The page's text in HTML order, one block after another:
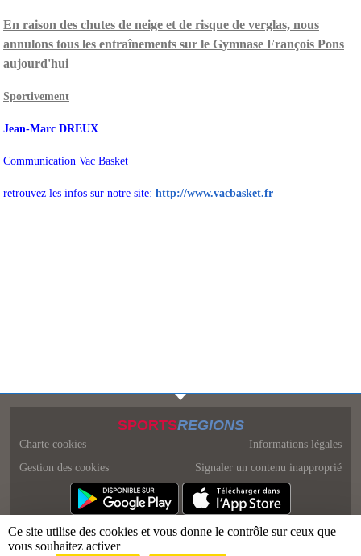
En raison des chutes de neige et de risque de verglas, nous
annulons tous les entraînements sur le Gymnase François Pons
aujourd'hui
Sportivement
Jean-Marc DREUX
Communication Vac Basket
retrouvez les infos sur notre site: http://www.vacbasket.fr
SPORTSREGIONS
Charte cookies
Gestion des cookies
Informations légales
Signaler un contenu inapproprié
Ce site utilise des cookies et vous donne le contrôle sur ceux que
vous souhaitez activer